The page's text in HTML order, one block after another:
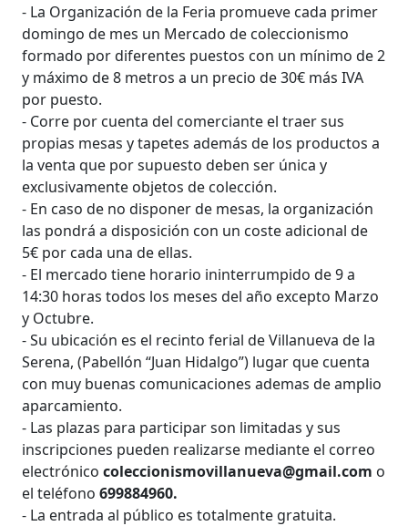
- La Organización de la Feria promueve cada primer
domingo de mes un Mercado de coleccionismo
formado por diferentes puestos con un mínimo de 2
y máximo de 8 metros a un precio de 30€ más IVA
por puesto.
- Corre por cuenta del comerciante el traer sus
propias mesas y tapetes además de los productos a
la venta que por supuesto deben ser única y
exclusivamente objetos de colección.
- En caso de no disponer de mesas, la organización
las pondrá a disposición con un coste adicional de
5€ por cada una de ellas.
- El mercado tiene horario ininterrumpido de 9 a
14:30 horas todos los meses del año excepto Marzo
y Octubre.
- Su ubicación es el recinto ferial de Villanueva de la
Serena, (Pabellón “Juan Hidalgo”) lugar que cuenta
con muy buenas comunicaciones ademas de amplio
aparcamiento.
- Las plazas para participar son limitadas y sus
inscripciones pueden realizarse mediante el correo
electrónico coleccionismovillanueva@gmail.com o
el teléfono 699884960.
- La entrada al público es totalmente gratuita.